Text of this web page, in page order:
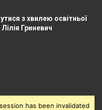
з хвилею освітньої
Гриневич
has been invalidated